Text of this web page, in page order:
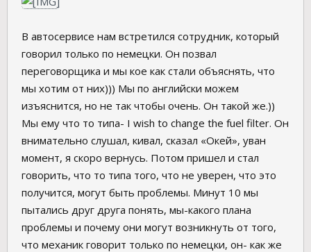
В автосервисе нам встретился сотрудник, который
говорил только по немецки. Он позвал
переговорщика и мы кое как стали объяснять, что
мы хотим от них))) Мы по английски можем
изъяснится, но не так чтобы очень. Он такой же.))
Мы ему что то типа- I wish to change the fuel filter. Он
внимательно слушал, кивал, сказал «Окей», уван
момент, я скоро вернусь. Потом пришел и стал
говорить, что то типа того, что не уверен, что это
получится, могут быть проблемы. Минут 10 мы
пытались друг друга понять, мы-какого плана
проблемы и почему они могут возникнуть от того,
что механик говорит только по немецки, он- как же